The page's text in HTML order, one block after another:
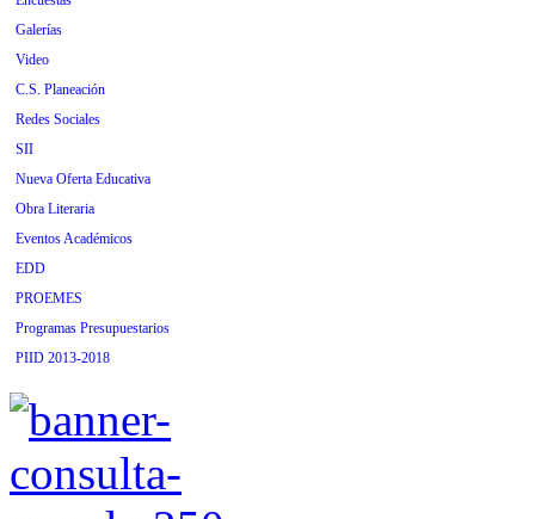
Galerías
Video
C.S. Planeación
Redes Sociales
SII
Nueva Oferta Educativa
Obra Literaria
Eventos Académicos
EDD
PROEMES
Programas Presupuestarios
PIID 2013-2018